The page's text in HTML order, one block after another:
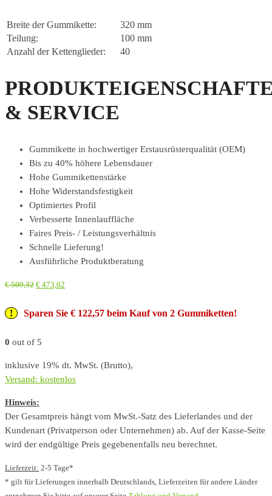
Breite der Gummikette:
320 mm
Teilung:
100 mm
Anzahl der Kettenglieder:
40
& SERVICE
Gummikette in hochwertiger Erstausrüsterqualität (OEM)
Bis zu 40% höhere Lebensdauer
Hohe Gummikettenstärke
Hohe Widerstandsfestigkeit
Optimiertes Profil
Verbesserte Innenlauffläche
Faires Preis- / Leistungsverhältnis
Schnelle Lieferung!
Ausführliche Produktberatung
€509,32 € 473,62
Sparen Sie € 122,57 beim Kauf von 2 Gummiketten!
0 out of 5
inklusive 19% dt. MwSt. (Brutto),
Versand: kostenlos
Hinweis:
Der Gesamtpreis hängt vom MwSt.-Satz des Lieferlandes und der
Kundenart (Privatperson oder Unternehmen) ab. Auf der Kasse-Seite
wird der endgültige Preis gegebenenfalls neu berechnet.
Lieferzeit: 2-5 Tage*
* gilt für Lieferungen innerhalb Deutschlands, Lieferzeiten für andere Länder